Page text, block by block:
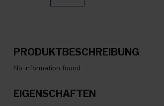
PRODUKTBESCHREIBUNG
No information found
EIGENSCHAFTEN